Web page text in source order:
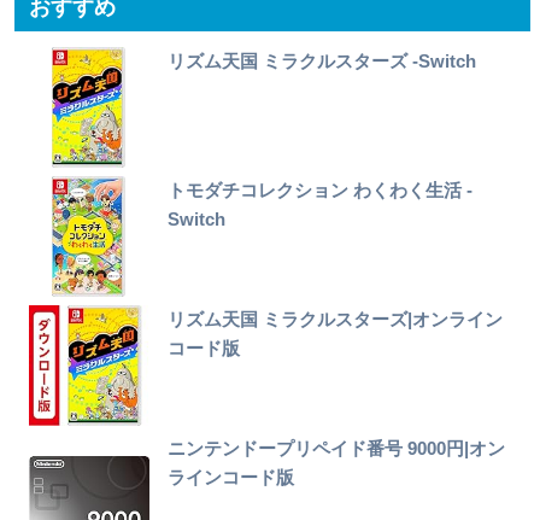
おすすめ
リズム天国 ミラクルスターズ -Switch
トモダチコレクション わくわく生活 -
Switch
リズム天国 ミラクルスターズ|オンライン
コード版
ニンテンドープリペイド番号 9000円|オン
ラインコード版